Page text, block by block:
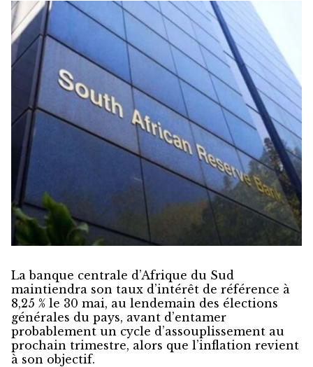
La banque centrale d’Afrique du Sud
maintiendra son taux d’intérêt de référence à
8,25 % le 30 mai, au lendemain des élections
générales du pays, avant d’entamer
probablement un cycle d’assouplissement au
prochain trimestre, alors que l’inflation revient
à son objectif.